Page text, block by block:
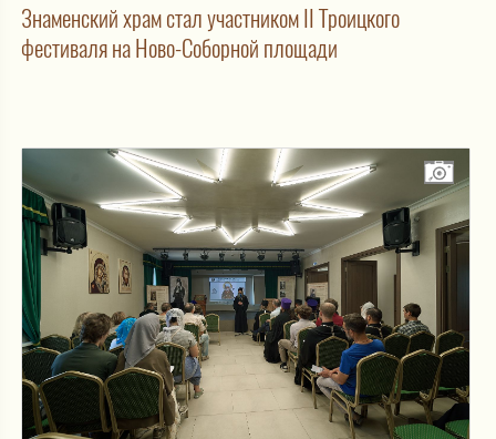
Знаменский храм стал участником II Троицкого
фестиваля на Ново-Соборной площади